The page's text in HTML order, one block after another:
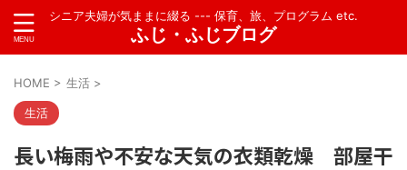
シニア夫婦が気ままに綴る --- 保育、旅、プログラム etc.
ふじ・ふじブログ
HOME > 生活 >
生活
長い梅雨や不安な天気の衣類乾燥 部屋干